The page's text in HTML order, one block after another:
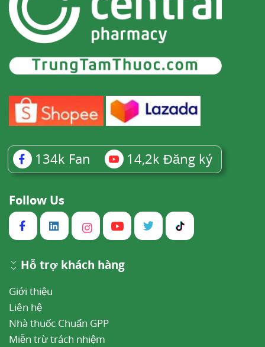
134k Fan 14,2k Đăng ký
Follow Us
Hỗ trợ khách hàng
Giới thiệu
Liên hệ
Nhà thuốc Chuẩn GPP
Miễn trừ trách nhiệm